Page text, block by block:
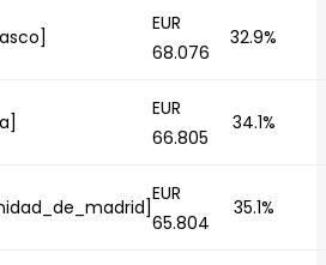
EUR
68.076
32.9%
EUR
66.805
34.1%
EUR
65.804
35.1%